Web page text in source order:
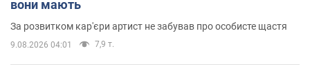
вони мають
За розвитком кар'єри артист не забував про особисте щастя
9.08.2026 04:01 7,9 т.